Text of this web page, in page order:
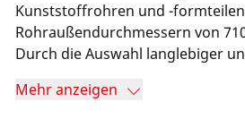
Kunststoffrohren und -formteilen
Rohraußendurchmessern von
Durch die Auswahl langlebiger
zuverlässige Arbeitsweise
Mehr anzeigen